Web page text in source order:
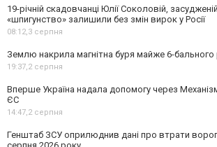
19-річній скадовчанці Юлії Соколовій,
«шпигунство» залишили без змін вирок у Росії
08:12,3 серпня
Землю накрила магнітна буря майже 6-бального
19:37,2 серпня
Вперше Україна надала допомогу через
ЄС
14:47,2 серпня
Генштаб ЗСУ оприлюднив дані про втрати